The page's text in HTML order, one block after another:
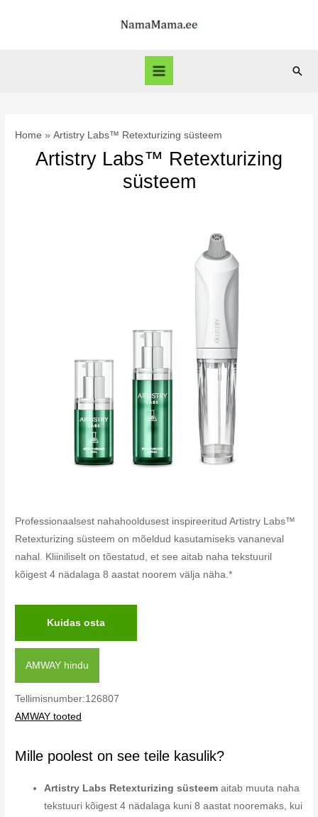
Main
Home Artistry Labs™ Retexturizing süsteem
Artistry Labs™ Retexturizing
süsteem
Professionaalsest nahahooldusest inspireeritud Artistry Labs™
Retexturizing süsteem on mõeldud kasutamiseks vananeval
nahal. Kliiniliselt on tõestatud, et see aitab naha tekstuuril
kõigest 4 nädalaga 8 aastat noorem välja näha.*
Kuidas osta
AMWAY hindu
Tellimisnumber:126807
AMWAY tooted
Mille poolest on see teile kasulik?
Artistry Labs Retexturizing süsteem aitab muuta naha
tekstuuri kõigest 4 nädalaga kuni 8 aastat nooremaks, kui